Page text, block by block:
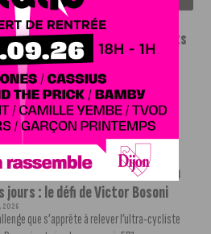
,SPORT
dévoile ses nouveaux maillots
la saison 2026-2027
2026
dijonnais a présenté ses nouveaux maillots
retour en Ligue 2....
,SPORT
le tour de la Côte-d’Or à vélo en
jours : le défi de Victor Bosoni
2026
que s’apprête à relever l’ultra-cycliste